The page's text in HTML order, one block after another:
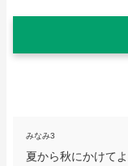
みなみ3
夏から秋にかけて